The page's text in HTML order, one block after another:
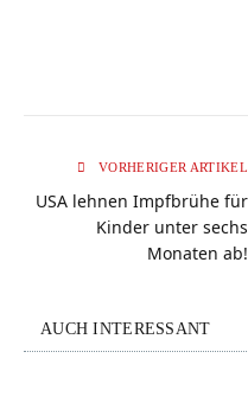
VORHERIGER ARTIKEL
USA lehnen Impfbrühe für
Kinder unter sechs
Monaten ab!
AUCH INTERESSANT